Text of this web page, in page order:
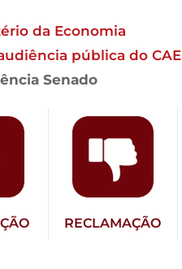
da Economia
pública do CAE
Senado
RECLAMAÇÃO